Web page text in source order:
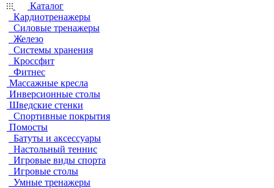
Каталог
Кардиотренажеры
Силовые тренажеры
Железо
Системы хранения
Кроссфит
Фитнес
Массажные кресла
Инверсионные столы
Шведские стенки
Спортивные покрытия
Помосты
Батуты и аксессуары
Настольный теннис
Игровые виды спорта
Игровые столы
Умные тренажеры